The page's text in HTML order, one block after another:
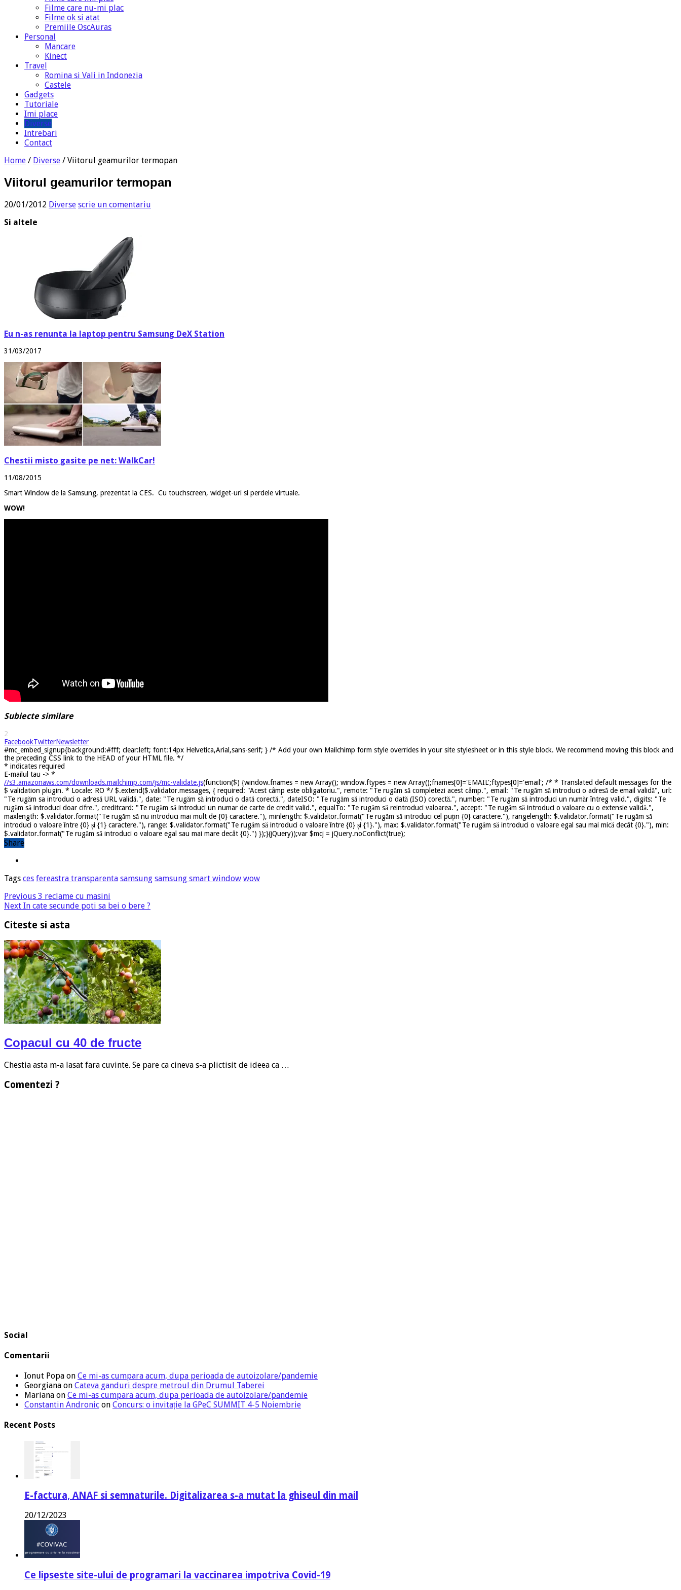
Filme care nu-mi plac
Filme ok si atat
Premiile OscAuras
Personal
Mancare
Kinect
Travel
Romina si Vali in Indonezia
Castele
Gadgets
Tutoriale
Imi place
Diverse
Intrebari
Contact
Home / Diverse / Viitorul geamurilor termopan
Viitorul geamurilor termopan
20/01/2012 Diverse scrie un comentariu
Si altele
Eu n-as renunta la laptop pentru Samsung DeX Station
31/03/2017
Chestii misto gasite pe net: WalkCar!
11/08/2015
Smart Window de la Samsung, prezentat la CES. Cu touchscreen, widget-uri si perdele virtuale.
WOW!
Subiecte similare
2
FacebookTwitterNewsletter
#mc_embed_signup{background:#fff; clear:left; font:14px Helvetica,Arial,sans-serif; } /* Add your own Mailchimp form style overrides in your site stylesheet or in this style block. We recommend moving this block and
the preceding CSS link to the HEAD of your HTML file. */
* indicates required
E-mailul tau -> *
//s3.amazonaws.com/downloads.mailchimp.com/js/mc-validate.js(function($) {window.fnames = new Array(); window.ftypes = new Array();fnames[0]='EMAIL';ftypes[0]='email'; /* * Translated default messages for the
$ validation plugin. * Locale: RO */ $.extend($.validator.messages, { required: "Acest câmp este obligatoriu.", remote: "Te rugăm să completezi acest câmp.", email: "Te rugăm să introduci o adresă de email validă", url:
"Te rugăm sa introduci o adresă URL validă.", date: "Te rugăm să introduci o dată corectă.", dateISO: "Te rugăm să introduci o dată (ISO) corectă.", number: "Te rugăm să introduci un număr întreg valid.", digits: "Te
rugăm să introduci doar cifre.", creditcard: "Te rugăm să introduci un numar de carte de credit valid.", equalTo: "Te rugăm să reintroduci valoarea.", accept: "Te rugăm să introduci o valoare cu o extensie validă.",
maxlength: $.validator.format("Te rugăm să nu introduci mai mult de {0} caractere."), minlength: $.validator.format("Te rugăm să introduci cel puțin {0} caractere."), rangelength: $.validator.format("Te rugăm să
introduci o valoare între {0} și {1} caractere."), range: $.validator.format("Te rugăm să introduci o valoare între {0} și {1}."), max: $.validator.format("Te rugăm să introduci o valoare egal sau mai mică decât {0}."), min:
$.validator.format("Te rugăm să introduci o valoare egal sau mai mare decât {0}.") });}(jQuery));var $mcj = jQuery.noConflict(true);
Share
Tags ces fereastra transparenta samsung samsung smart window wow
Previous 3 reclame cu masini
Next In cate secunde poti sa bei o bere ?
Citeste si asta
Copacul cu 40 de fructe
Chestia asta m-a lasat fara cuvinte. Se pare ca cineva s-a plictisit de ideea ca …
Comentezi ?
Social
Comentarii
Ionut Popa on Ce mi-as cumpara acum, dupa perioada de autoizolare/pandemie
Georgiana on Cateva ganduri despre metroul din Drumul Taberei
Mariana on Ce mi-as cumpara acum, dupa perioada de autoizolare/pandemie
Constantin Andronic on Concurs: o invitație la GPeC SUMMIT 4-5 Noiembrie
Recent Posts
E-factura, ANAF si semnaturile. Digitalizarea s-a mutat la ghiseul din mail
20/12/2023
Ce lipseste site-ului de programari la vaccinarea impotriva Covid-19